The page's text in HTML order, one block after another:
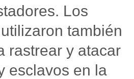
Los
también
rastrear y atacar
esclavos en la